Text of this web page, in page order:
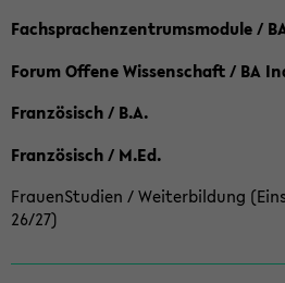
Fachsprachenzentrumsmodule /
Forum Offene Wissenschaft / BA
Französisch / B.A.
Französisch / M.Ed.
FrauenStudien / Weiterbildung
26/27)